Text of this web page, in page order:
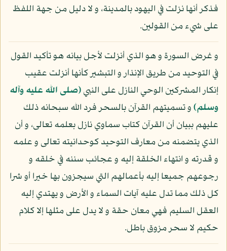
فذكر أنها نزلت في اليهود بالمدينة، و لا دليل من جهة اللفظ
على شيء من القولين.
و غرض السورة و هو الذي أنزلت لأجل بيانه هو تأكيد القول
في التوحيد من طريق الإنذار و التبشير كأنها أنزلت عقيب
إنكار المشركين الوحي النازل على النبي(صلى الله عليه وآله
وسلم)و تسميتهم القرآن بالسحر فرد الله سبحانه ذلك
عليهم ببيان أن القرآن كتاب سماوي نازل بعلمه تعالى، و أن
الذي يتضمنه من معارف التوحيد كوحدانيته تعالى و علمه
و قدرته و انتهاء الخلقة إليه و عجائب سننه في خلقه و
رجوعهم جميعا إليه بأعمالهم التي سيجزون بها خيرا أو شرا
كل ذلك مما تدل عليه آيات السماء و الأرض و يهتدي إليه
العقل السليم فهي معان حقة و لا يدل على مثلها إلا كلام
حكيم لا سحر مزوق باطل.